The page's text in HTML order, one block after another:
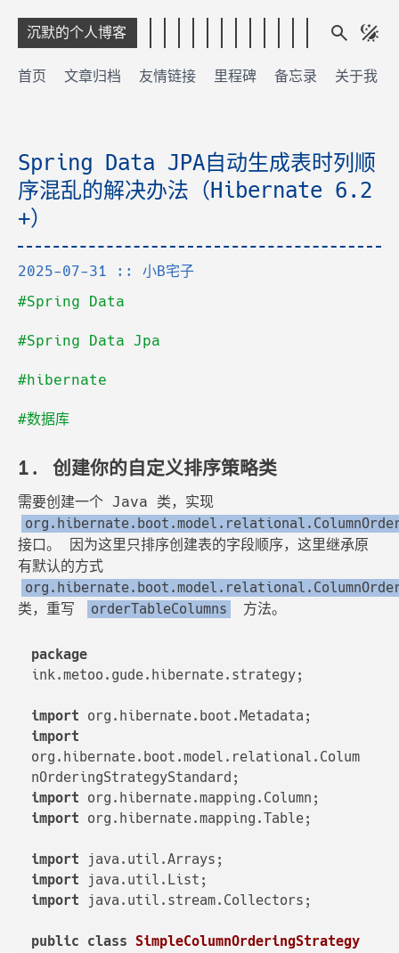
沉默的个人博客
首页 文章归档 友情链接 里程碑 备忘录 关于我
Spring Data JPA自动生成表时列顺
序混乱的解决办法（Hibernate 6.2
+）
2025-07-31
:: 小B宅子
#Spring Data
#Spring Data Jpa
#hibernate
#数据库
1. 创建你的自定义排序策略类
需要创建一个 Java 类，实现
接口。 因为这里只排序创建表的字段顺序，这里继承原
有默认的方式
类，重写 orderTableColumns 方法。
package
ink.metoo.gude.hibernate.strategy;
import
import
org.hibernate.boot.model.relational.Colum
import
import org.hibernate.mapping.Table;
import
import
import java.util.stream.Collectors;
public class
SimpleColumnOrderingStrategy